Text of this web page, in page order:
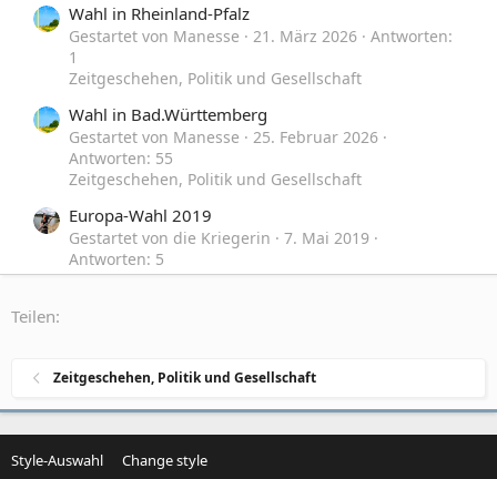
Wahl in Rheinland-Pfalz
Gestartet von Manesse 21. März 2026
Antworten:
1
Zeitgeschehen, Politik und Gesellschaft
Wahl in Bad.Württemberg
Gestartet von Manesse
25. Februar 2026
Antworten: 55
Zeitgeschehen, Politik und Gesellschaft
Europa-Wahl 2019
Gestartet von die Kriegerin
7. Mai 2019
Antworten: 5
Zeitgeschehen, Politik und Gesellschaft
Zeitgeschehen, Politik und Gesellschaft
Teilen:
Zeitgeschehen, Politik und Gesellschaft
Style-Auswahl Change style